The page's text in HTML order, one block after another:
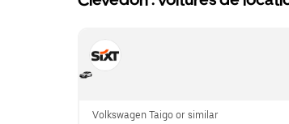
Volkswagen Taigo or similar